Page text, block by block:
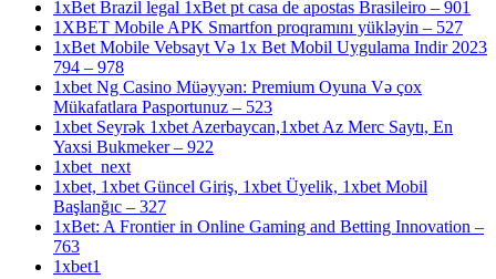
1xBet Brazil legal 1xBet pt casa de apostas Brasileiro – 901
1XBET Mobile APK Smartfon proqramını yükləyin – 527
1xBet Mobile Vebsayt Və 1x Bet Mobil Uygulama Indir 2023
794 – 978
1xbet Ng Casino Müəyyən: Premium Oyuna Və çox
Mükafatlara Pasportunuz – 523
1xbet Seyrək 1xbet Azerbaycan,1xbet Az Merc Saytı, En
Yaxsi Bukmeker – 922
1xbet_next
1xbet, 1xbet Güncel Giriş, 1xbet Üyelik, 1xbet Mobil
Başlanğıc – 327
1xBet: A Frontier in Online Gaming and Betting Innovation –
763
1xbet1